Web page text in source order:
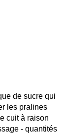
de sucre qui
les pralines
cuit à raison
- quantités